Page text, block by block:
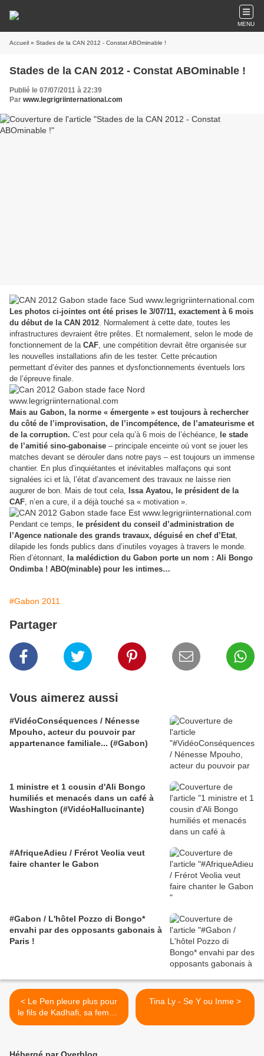
MENU
Accueil » Stades de la CAN 2012 - Constat ABOminable !
Stades de la CAN 2012 - Constat ABOminable !
Publié le 07/07/2011 à 22:39
Par www.legrigriinternational.com
Les photos ci-jointes ont été prises le 3/07/11, exactement à 6 mois
du début de la CAN 2012. Normalement à cette date, toutes les
infrastructures devraient être prêtes. Et normalement, selon le mode de
fonctionnement de la CAF, une compétition devrait être organisée sur
les nouvelles installations afin de les tester. Cette précaution
permettant d’éviter des pannes et dysfonctionnements éventuels lors
de l’épreuve finale.
Mais au Gabon, la norme « émergente » est toujours à rechercher
du côté de l’improvisation, de l’incompétence, de l’amateurisme et
de la corruption. C’est pour cela qu’à 6 mois de l’échéance, le stade
de l’amitié sino-gabonaise – principale enceinte où vont se jouer les
matches devant se dérouler dans notre pays – est toujours un immense
chantier. En plus d’inquiétantes et inévitables malfaçons qui sont
signalées ici et là, l’état d’avancement des travaux ne laisse rien
augurer de bon. Mais de tout cela, Issa Ayatou, le président de la
CAF, n’en a cure, il a déjà touché sa « motivation ».
Pendant ce temps, le président du conseil d’administration de
l’Agence nationale des grands travaux, déguisé en chef d’Etat,
dilapide les fonds publics dans d’inutiles voyages à travers le monde.
Rien d’étonnant, la malédiction du Gabon porte un nom : Ali Bongo
Ondimba ! ABO(minable) pour les intimes…
#Gabon 2011
Partager
Vous aimerez aussi
#VidéoConséquences / Nénesse
Mpouho, acteur du pouvoir par
appartenance familiale... (#Gabon)
1 ministre et 1 cousin d'Ali Bongo
humiliés et menacés dans un café à
Washington (#VidéoHallucinante)
#AfriqueAdieu / Frérot Veolia veut
faire chanter le Gabon
#Gabon / L'hôtel Pozzo di Bongo*
envahi par des opposants gabonais à
Paris !
< Le Pen pleure plus pour
le fils de Kadhafi, sa femme
et ses trois enfants tués par
Tina Ly - Se Y ou Inme >